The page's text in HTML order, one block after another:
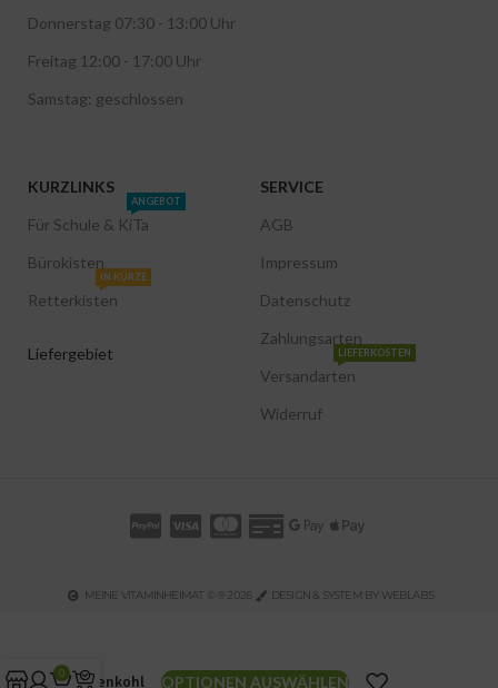
Donnerstag 07:30 - 13:00 Uhr
Freitag 12:00 - 17:00 Uhr
Samstag: geschlossen
KURZLINKS
Für Schule & KiTa
ANGEBOT
Bürokisten
Retterkisten
IN KÜRZE
Liefergebiet
SERVICE
AGB
Impressum
Datenschutz
Zahlungsarten
Versandarten
LIEFERKOSTEN
Widerruf
MEINE VITAMINHEIMAT © ® 2026 DESIGN & SYSTEM BY WEBLABS
Rosenkohl OPTIONEN AUSWÄHLEN
0